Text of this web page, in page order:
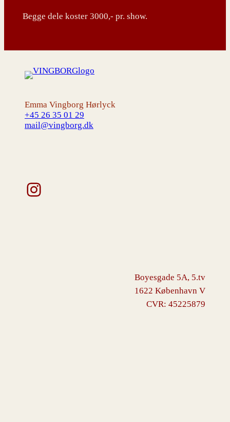
Begge dele koster 3000,- pr. show.
Emma Vingborg Hørlyck
+45 26 35 01 29
mail@vingborg.dk
Instagram
Boyesgade 5A, 5.tv
1622 København V
CVR: 45225879